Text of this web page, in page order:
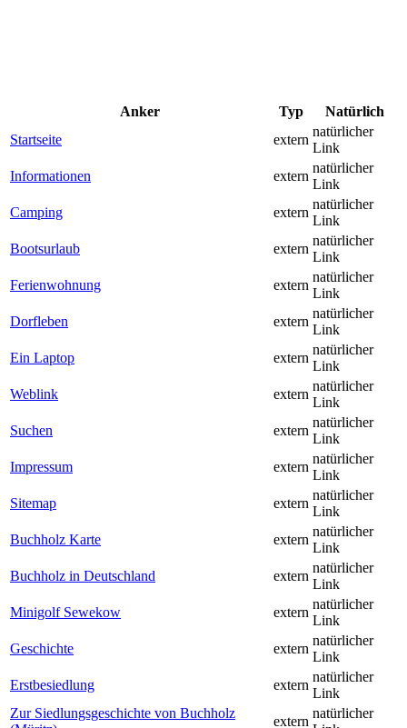
Anker Typ
Natürlich
Startseite
extern
natürlicher
Link
Informationen
extern
natürlicher
Link
Camping
extern
natürlicher
Link
Bootsurlaub
extern
natürlicher
Link
Ferienwohnung
extern
natürlicher
Link
Dorfleben
extern
natürlicher
Link
Ein Laptop
extern
natürlicher
Link
Weblink
extern
natürlicher
Link
Suchen
extern
natürlicher
Link
Impressum
extern
natürlicher
Link
Sitemap
extern
natürlicher
Link
Buchholz Karte
extern
natürlicher
Link
Buchholz in Deutschland
extern
natürlicher
Link
Minigolf Sewekow
extern
natürlicher
Link
Geschichte
extern
natürlicher
Link
Erstbesiedlung
extern
natürlicher
Link
Zur Siedlungsgeschichte von Buchholz
extern
natürlicher